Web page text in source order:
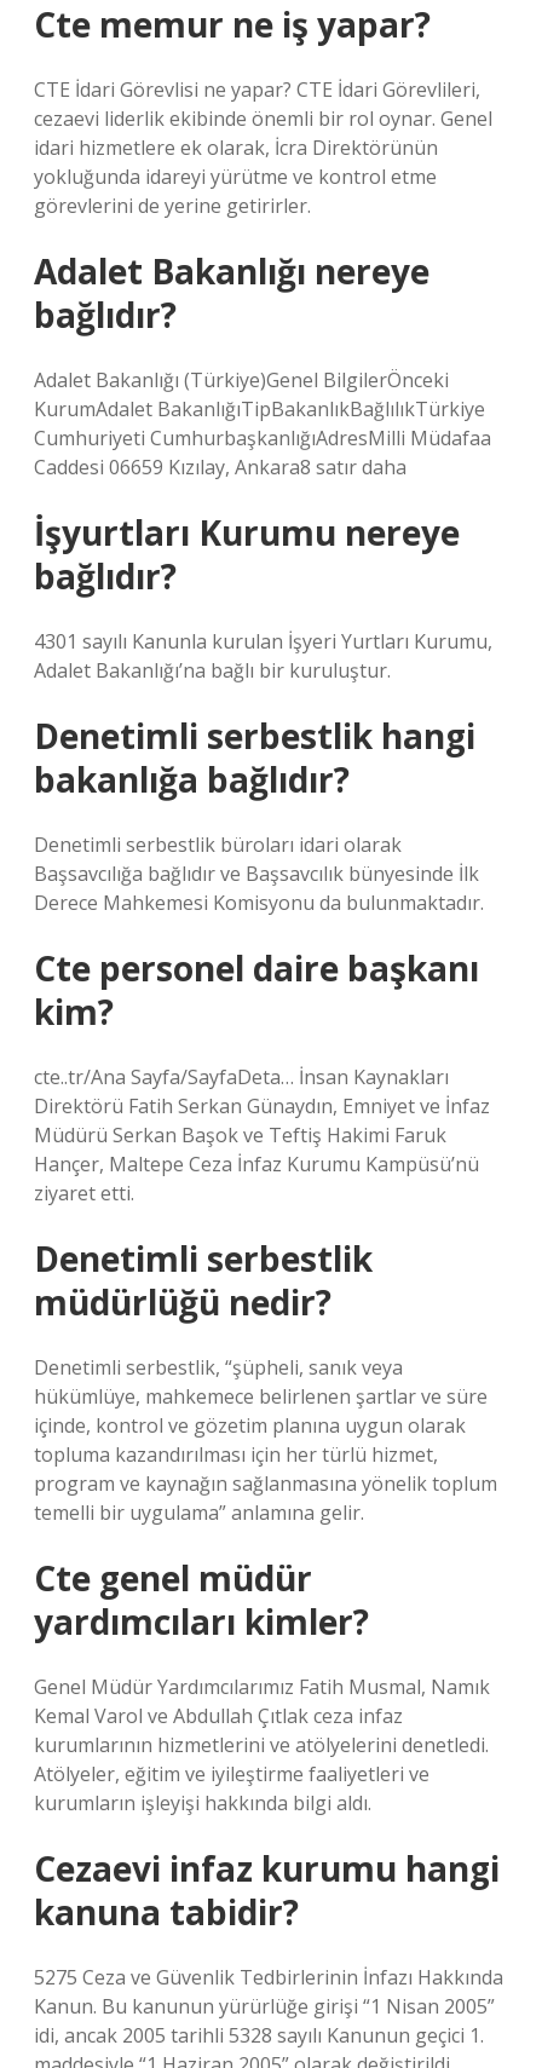
Cte memur ne iş yapar?
CTE İdari Görevlisi ne yapar? CTE İdari Görevlileri,
cezaevi liderlik ekibinde önemli bir rol oynar. Genel
idari hizmetlere ek olarak, İcra Direktörünün
yokluğunda idareyi yürütme ve kontrol etme
görevlerini de yerine getirirler.
Adalet Bakanlığı nereye
bağlıdır?
Adalet Bakanlığı (Türkiye)Genel BilgilerÖnceki
KurumAdalet BakanlığıTipBakanlıkBağlılıkTürkiye
Cumhuriyeti CumhurbaşkanlığıAdresMilli Müdafaa
Caddesi 06659 Kızılay, Ankara8 satır daha
İşyurtları Kurumu nereye
bağlıdır?
4301 sayılı Kanunla kurulan İşyeri Yurtları Kurumu,
Adalet Bakanlığı’na bağlı bir kuruluştur.
Denetimli serbestlik hangi
bakanlığa bağlıdır?
Denetimli serbestlik büroları idari olarak
Başsavcılığa bağlıdır ve Başsavcılık bünyesinde İlk
Derece Mahkemesi Komisyonu da bulunmaktadır.
Cte personel daire başkanı
kim?
cte..tr/Ana Sayfa/SayfaDeta… İnsan Kaynakları
Direktörü Fatih Serkan Günaydın, Emniyet ve İnfaz
Müdürü Serkan Başok ve Teftiş Hakimi Faruk
Hançer, Maltepe Ceza İnfaz Kurumu Kampüsü’nü
ziyaret etti.
Denetimli serbestlik
müdürlüğü nedir?
Denetimli serbestlik, “şüpheli, sanık veya
hükümlüye, mahkemece belirlenen şartlar ve süre
içinde, kontrol ve gözetim planına uygun olarak
topluma kazandırılması için her türlü hizmet,
program ve kaynağın sağlanmasına yönelik toplum
temelli bir uygulama” anlamına gelir.
Cte genel müdür
yardımcıları kimler?
Genel Müdür Yardımcılarımız Fatih Musmal, Namık
Kemal Varol ve Abdullah Çıtlak ceza infaz
kurumlarının hizmetlerini ve atölyelerini denetledi.
Atölyeler, eğitim ve iyileştirme faaliyetleri ve
kurumların işleyişi hakkında bilgi aldı.
Cezaevi infaz kurumu hangi
kanuna tabidir?
5275 Ceza ve Güvenlik Tedbirlerinin İnfazı Hakkında
Kanun. Bu kanunun yürürlüğe girişi “1 Nisan 2005”
idi, ancak 2005 tarihli 5328 sayılı Kanunun geçici 1.